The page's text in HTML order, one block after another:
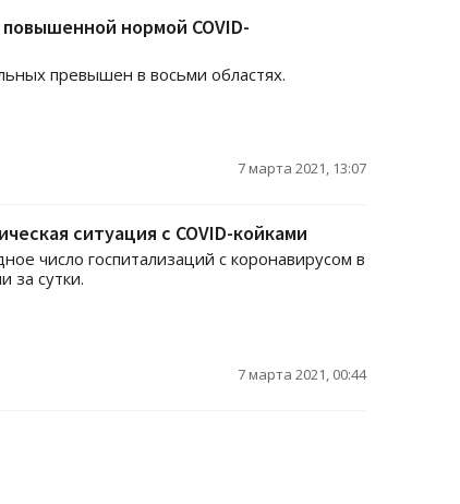
нормой COVID-
превышен в восьми областях.
7 марта 2021, 13:07
ситуация с COVID-койками
число госпитализаций с коронавирусом в
за сутки.
7 марта 2021, 00:44